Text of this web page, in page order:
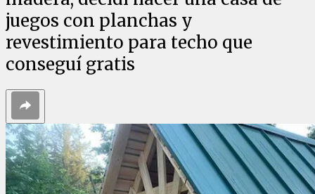
juegos con planchas y
revestimiento para techo que
conseguí gratis